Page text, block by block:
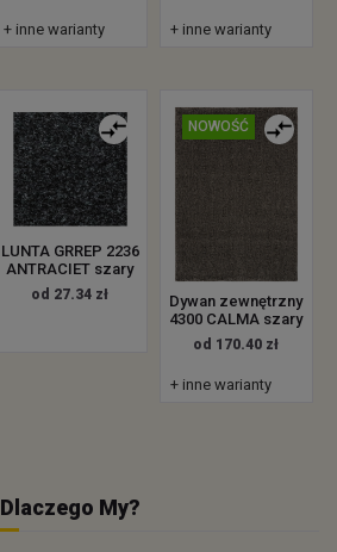
+ inne warianty + inne warianty
LUNTA GRREP 2236
ANTRACIET szary
od 27.34 zł
NOWOŚĆ
Dywan zewnętrzny
4300 CALMA szary
od 170.40 zł
+ inne warianty
Dlaczego My?